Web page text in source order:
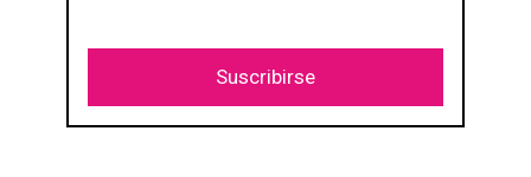
Suscribirse